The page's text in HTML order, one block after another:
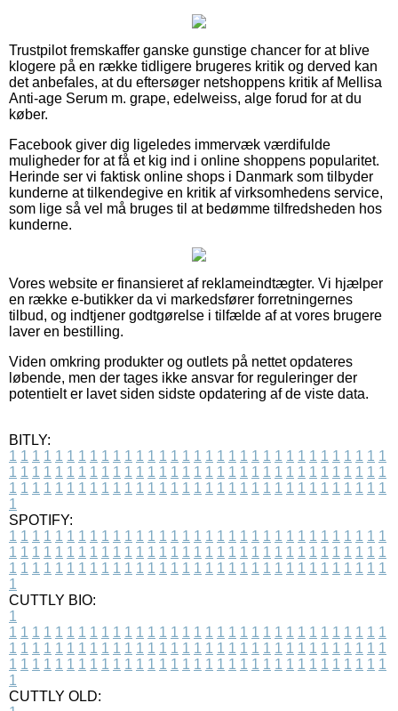
Trustpilot fremskaffer ganske gunstige chancer for at blive
klogere på en række tidligere brugeres kritik og derved kan
det anbefales, at du eftersøger netshoppens kritik af Mellisa
Anti-age Serum m. grape, edelweiss, alge forud for at du
køber.
Facebook giver dig ligeledes immervæk værdifulde
muligheder for at få et kig ind i online shoppens popularitet.
Herinde ser vi faktisk online shops i Danmark som tilbyder
kunderne at tilkendegive en kritik af virksomhedens service,
som lige så vel må bruges til at bedømme tilfredsheden hos
kunderne.
Vores website er finansieret af reklameindtægter. Vi hjælper
en række e-butikker da vi markedsfører forretningernes
tilbud, og indtjener godtgørelse i tilfælde af at vores brugere
laver en bestilling.
Viden omkring produkter og outlets på nettet opdateres
løbende, men der tages ikke ansvar for reguleringer der
potentielt er lavet siden sidste opdatering af de viste data.
BITLY:
1 1 1 1 1 1 1 1 1 1 1 1 1 1 1 1 1 1 1 1 1 1 1 1 1 1 1 1 1 1 1 1 1
1 1 1 1 1 1 1 1 1 1 1 1 1 1 1 1 1 1 1 1 1 1 1 1 1 1 1 1 1 1 1 1 1
1 1 1 1 1 1 1 1 1 1 1 1 1 1 1 1 1 1 1 1 1 1 1 1 1 1 1 1 1 1 1 1 1
1
SPOTIFY:
1 1 1 1 1 1 1 1 1 1 1 1 1 1 1 1 1 1 1 1 1 1 1 1 1 1 1 1 1 1 1 1 1
1 1 1 1 1 1 1 1 1 1 1 1 1 1 1 1 1 1 1 1 1 1 1 1 1 1 1 1 1 1 1 1 1
1 1 1 1 1 1 1 1 1 1 1 1 1 1 1 1 1 1 1 1 1 1 1 1 1 1 1 1 1 1 1 1 1
1
CUTTLY BIO:
1
1 1 1 1 1 1 1 1 1 1 1 1 1 1 1 1 1 1 1 1 1 1 1 1 1 1 1 1 1 1 1 1 1
1 1 1 1 1 1 1 1 1 1 1 1 1 1 1 1 1 1 1 1 1 1 1 1 1 1 1 1 1 1 1 1 1
1 1 1 1 1 1 1 1 1 1 1 1 1 1 1 1 1 1 1 1 1 1 1 1 1 1 1 1 1 1 1 1 1
1
CUTTLY OLD: